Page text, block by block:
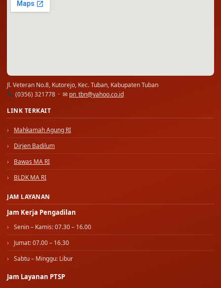
Jl. Veteran No.8, Kutorejo, Kec. Tuban, Kabupaten Tuban
(0356) 321778 · ✉ pn_tbn@yahoo.co.id
LINK TERKAIT
Mahkamah Agung RI
Dirjen Badilum
Bawas MA RI
BLDK MA RI
JAM LAYANAN
Jam Kerja Pengadilan
Senin – Kamis: 07.30 – 16.00
Jumat: 07.00 – 16.30
Sabtu – Minggu: Libur
Jam Layanan PTSP